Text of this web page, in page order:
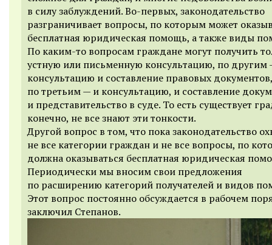
в силу заблуждений. Во-первых, законодательство
разграничивает вопросы, по которым может
бесплатная юридическая помощь, а также виды
По каким-то вопросам граждане могут получить
устную или письменную консультацию, по другим
консультацию и составление правовых документов,
по третьим — и консультацию, и составление
и представительство в суде. То есть существует
конечно, не все знают эти тонкости.
Другой вопрос в том, что пока законодательство
не все категории граждан и не все вопросы, по
должна оказываться бесплатная юридическая
Периодически мы вносим свои предложения
по расширению категорий получателей и видов
Этот вопрос постоянно обсуждается в рабочем
заключил Степанов.